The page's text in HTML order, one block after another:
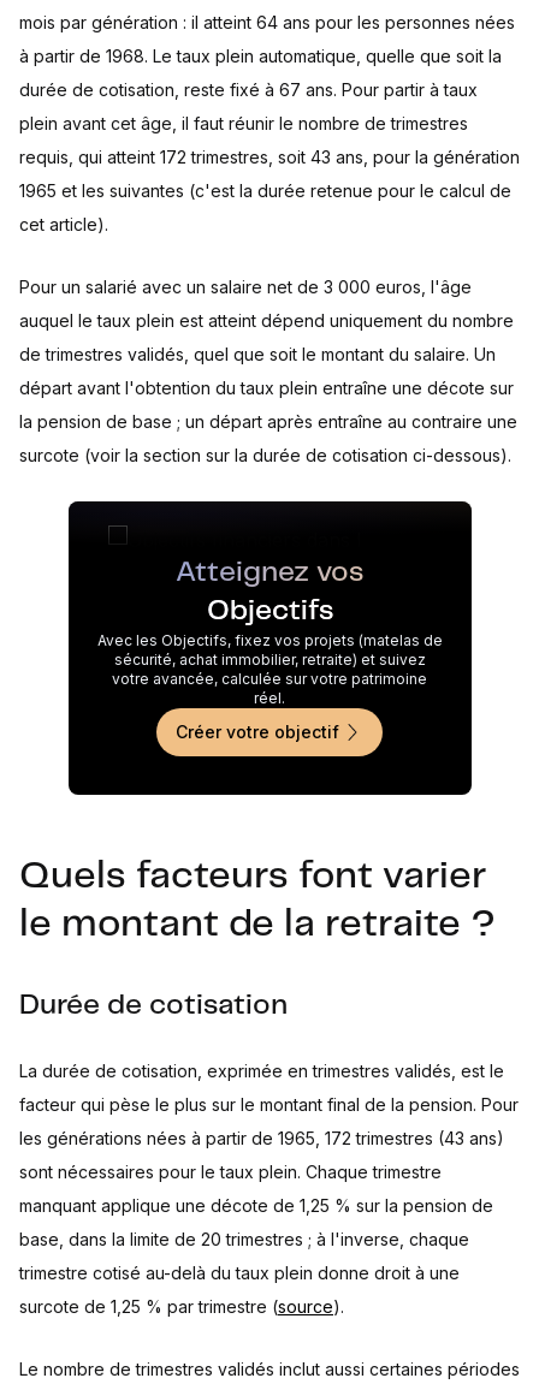
mois par génération : il atteint 64 ans pour les personnes nées
à partir de 1968. Le taux plein automatique, quelle que soit la
durée de cotisation, reste fixé à 67 ans. Pour partir à taux
plein avant cet âge, il faut réunir le nombre de trimestres
requis, qui atteint 172 trimestres, soit 43 ans, pour la génération
1965 et les suivantes (c'est la durée retenue pour le calcul de
cet article).
Pour un salarié avec un salaire net de 3 000 euros, l'âge
auquel le taux plein est atteint dépend uniquement du nombre
de trimestres validés, quel que soit le montant du salaire. Un
départ avant l'obtention du taux plein entraîne une décote sur
la pension de base ; un départ après entraîne au contraire une
surcote (voir la section sur la durée de cotisation ci-dessous).
Atteignez vos
Objectifs
Avec les Objectifs, fixez vos projets (matelas de
sécurité, achat immobilier, retraite) et suivez
votre avancée, calculée sur votre patrimoine
réel.
Créer votre objectif
Quels facteurs font varier
le montant de la retraite ?
Durée de cotisation
La durée de cotisation, exprimée en trimestres validés, est le
facteur qui pèse le plus sur le montant final de la pension. Pour
les générations nées à partir de 1965, 172 trimestres (43 ans)
sont nécessaires pour le taux plein. Chaque trimestre
manquant applique une décote de 1,25 % sur la pension de
base, dans la limite de 20 trimestres ; à l'inverse, chaque
trimestre cotisé au-delà du taux plein donne droit à une
surcote de 1,25 % par trimestre (source).
Le nombre de trimestres validés inclut aussi certaines périodes